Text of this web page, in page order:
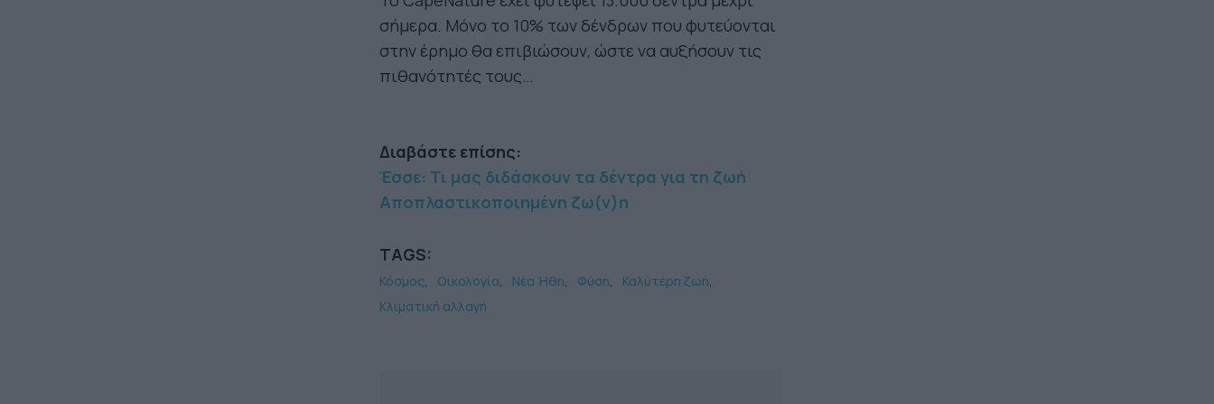
σήμερα. Μόνο το 10% των δένδρων που φυτεύονται
στην έρημο θα επιβιώσουν, ώστε να αυξήσουν τις
πιθανότητές τους…
Διαβάστε επίσης:
Έσσε: Τι μας διδάσκουν τα δέντρα για τη ζωή
Αποπλαστικοποιημένη ζω(ν)η
TAGS:
Κόσμος Οικολογία Νέα Ήθη Φύση
Καλύτερη ζωή
Κλιματική αλλαγή